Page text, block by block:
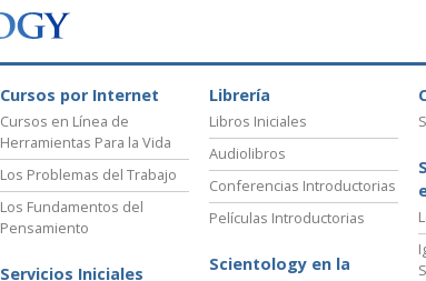
Cursos por Internet
Cursos en Línea de
Herramientas Para la Vida
Los Problemas del Trabajo
Los Fundamentos del
Pensamiento
Servicios Iniciales
Librería
Libros Iniciales
Audiolibros
Conferencias Introductorias
Películas Introductorias
Scientology en la